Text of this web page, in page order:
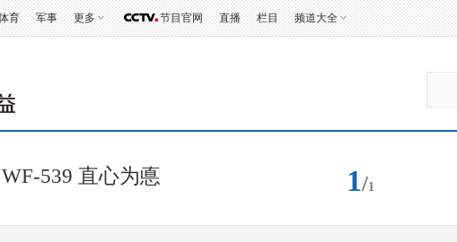
育 军事 更多 节目官网 直播 栏目 频道大全
539 直心为悳 1/1